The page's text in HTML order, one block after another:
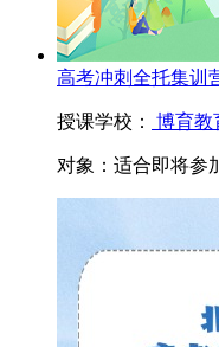
高考冲刺全托集训
授课学校： 博育教
对象： 适合即将参